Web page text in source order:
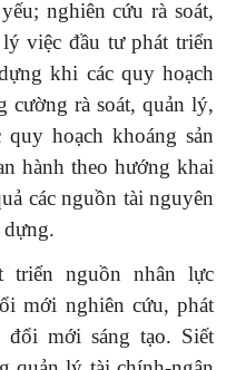
nghiên cứu rà soát,
việc đầu tư phát triển
khi các quy hoạch
cường rà soát, quản lý,
hoạch khoáng sản
hành theo hướng khai
các nguồn tài nguyên
dựng.
triển nguồn nhân lực
mới nghiên cứu, phát
đổi mới sáng tạo. Siết